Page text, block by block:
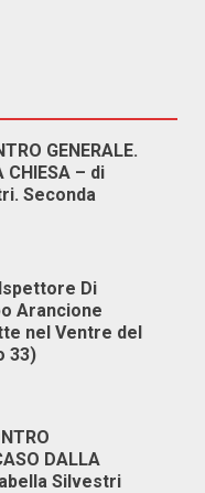
GENERALE.
CHIESA – di
Seconda
Di
Arancione
nel Ventre del
33)
DALLA
Silvestri